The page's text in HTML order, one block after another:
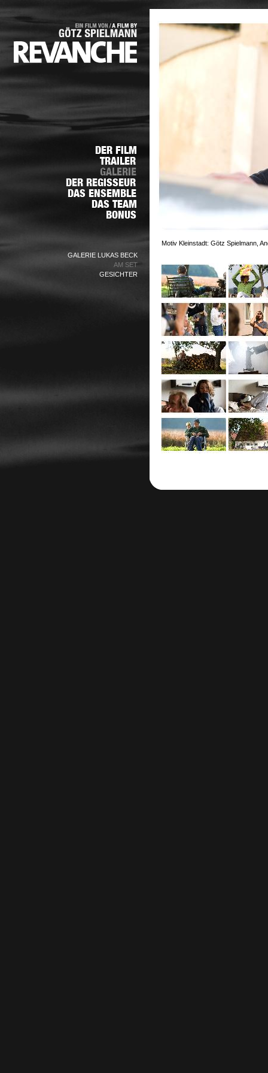
GALERIE LUKAS BECK
AM SET
GESICHTER
Motiv Kleinstadt: Götz Spielmann,